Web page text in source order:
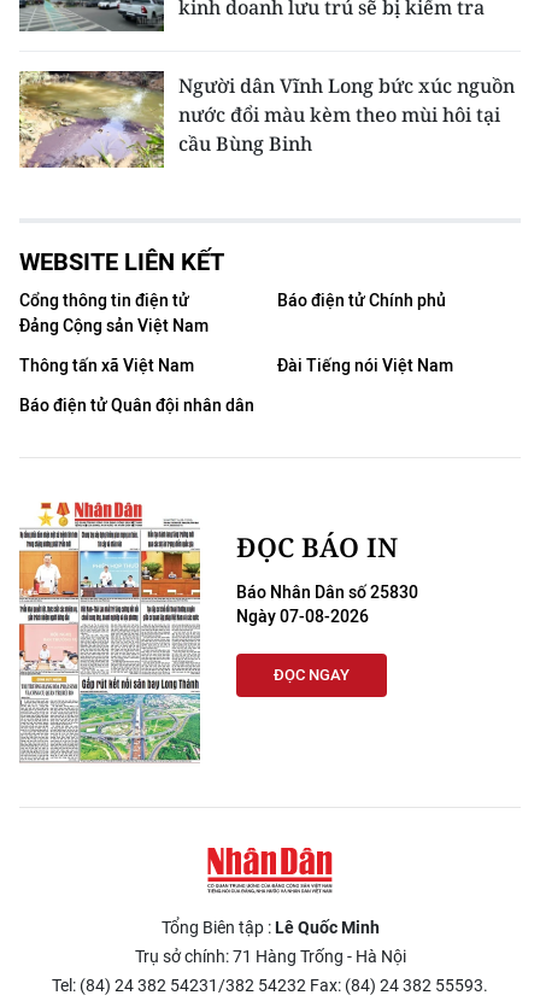
kinh doanh lưu trú sẽ bị kiểm tra
Người dân Vĩnh Long bức xúc nguồn
nước đổi màu kèm theo mùi hôi tại
cầu Bùng Binh
WEBSITE LIÊN KẾT
Cổng thông tin điện tử
Đảng Cộng sản Việt Nam
Báo điện tử Chính phủ
Thông tấn xã Việt Nam
Đài Tiếng nói Việt Nam
Báo điện tử Quân đội nhân dân
ĐỌC BÁO IN
Báo Nhân Dân số 25830
Ngày 07-08-2026
ĐỌC NGAY
Tổng Biên tập :Lê Quốc Minh
Trụ sở chính: 71 Hàng Trống - Hà Nội
Tel: (84) 24 382 54231/382 54232 Fax: (84) 24 382 55593.